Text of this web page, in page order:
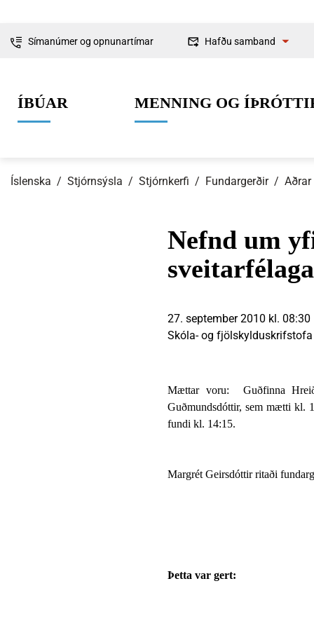
Símanúmer og opnunartímar Hafðu samband
ÍBÚAR
Nýir íbúar
MENNING OG
Íþróttir
Byggingarmál
Samgöngur
Stjórnkerfi
Svið og
Íslenska / Stjórnsýsla / Stjórnkerfi / Fundargerðir /
Nefnd um
27. september 2010 kl. 08:30
Skóla- og
Mættar voru:
Guðfinna
Guðmundsdóttir, sem mætti kl.
fundi kl. 14:15.
Margrét Geirsdóttir ritaði
Þetta var gert: